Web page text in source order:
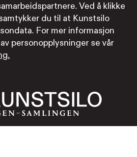
Ved å klikke
du til at Kunstsilo
For mer informasjon
personopplysninger se vår